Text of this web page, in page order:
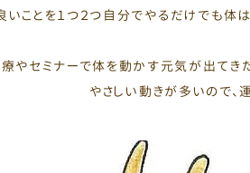
いことを１つ２つ自分でやるだけでも体
やセミナーで体を動かす元気が出てきた
やさしい動きが多いので、